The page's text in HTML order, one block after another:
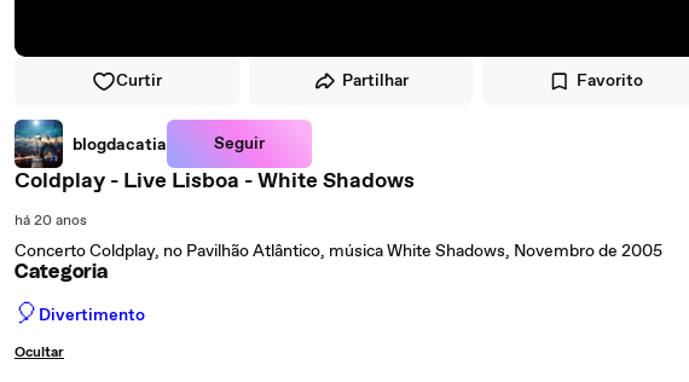
Curtir Partilhar Favorito
blogdacatia Seguir
Coldplay - Live Lisboa - White Shadows
há 20 anos
Concerto Coldplay, no Pavilhão Atlântico, música White Shadows, Novembro de 2005
Categoria
🎈 Divertimento
Ocultar